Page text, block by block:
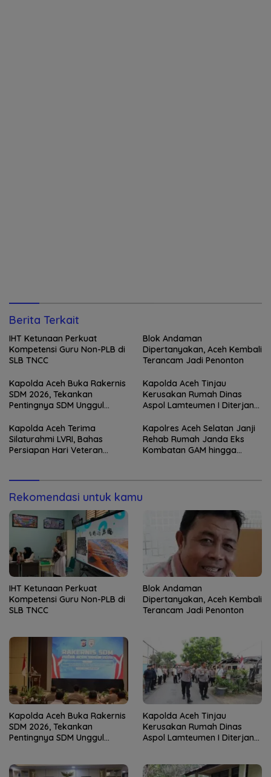
Berita Terkait
IHT Ketunaan Perkuat
Kompetensi Guru Non-PLB di
SLB TNCC
Blok Andaman
Dipertanyakan, Aceh Kembali
Terancam Jadi Penonton
Kapolda Aceh Buka Rakernis
SDM 2026, Tekankan
Pentingnya SDM Unggul
Humanis
Kapolda Aceh Tinjau
Kerusakan Rumah Dinas
Aspol Lamteumen I Diterjang
Kapolda Aceh Terima
Silaturahmi LVRI, Bahas
Persiapan Hari Veteran
Kapolres Aceh Selatan Janji
Rehab Rumah Janda Eks
Kombatan GAM hingga
Rekomendasi untuk kamu
IHT Ketunaan Perkuat
Kompetensi Guru Non-PLB di
SLB TNCC
Blok Andaman
Dipertanyakan, Aceh Kembali
Terancam Jadi Penonton
Kapolda Aceh Buka Rakernis
SDM 2026, Tekankan
Pentingnya SDM Unggul
Kapolda Aceh Tinjau
Kerusakan Rumah Dinas
Aspol Lamteumen I Diterjang